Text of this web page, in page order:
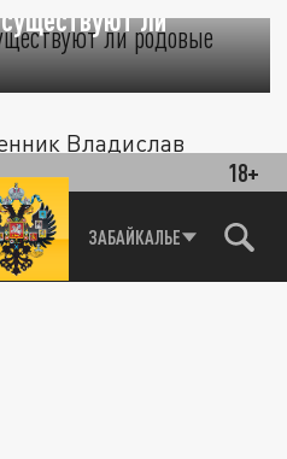
18+
ЗАБАЙКАЛЬЕ
ли
Владислав
понимать
о наказании потомков.